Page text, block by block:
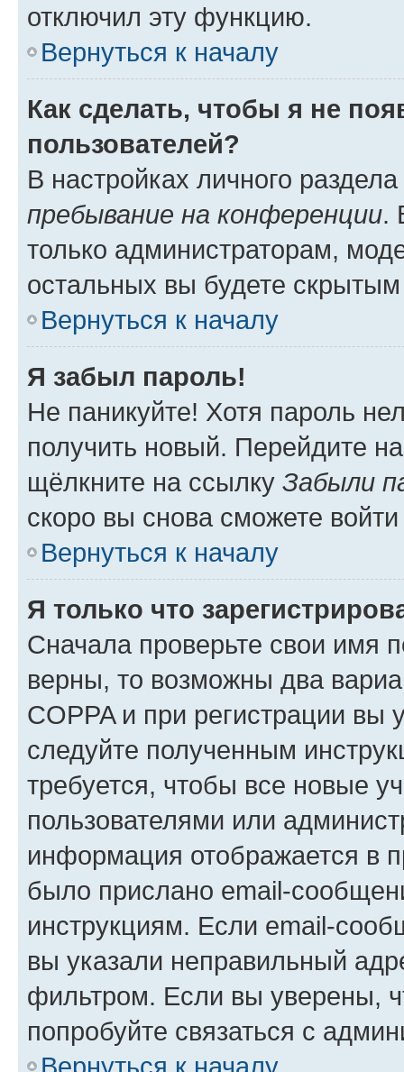
отключил эту функцию.
Вернуться к началу
Как сделать, чтобы я не
пользователей?
В настройках личного
пребывание на конференции.
только администраторам,
остальных вы будете
Вернуться к началу
Я забыл пароль!
Не паникуйте! Хотя пароль
получить новый. Перейдите
щёлкните на ссылку Забыли
скоро вы снова сможете
Вернуться к началу
Я только что
Сначала проверьте свои имя
верны, то возможны два
COPPA и при регистрации вы
следуйте полученным
требуется, чтобы все новые
пользователями или
информация отображается в
было прислано email-
инструкциям. Если email-
вы указали неправильный
фильтром. Если вы уверены,
попробуйте связаться с
Вернуться к началу